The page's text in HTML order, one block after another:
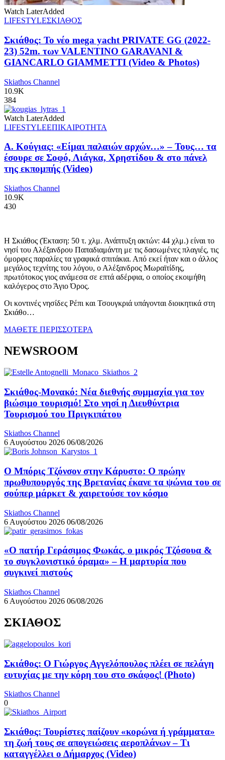
Watch LaterAdded
LIFESTYLEΣΚΙΑΘΟΣ
Σκιάθος: Το νέο mega yacht PRIVATE GG (2022-
23) 52m. των VALENTINO GARAVANI &
GIANCARLO GIAMMETTI (Video & Photos)
Skiathos Channel
10.9K
384
Watch LaterAdded
LIFESTYLEΕΠΙΚΑΙΡΟΤΗΤΑ
Α. Κούγιας: «Είμαι παλαιών αρχών…» – Τους… τα
έσουρε σε Σοφό, Λιάγκα, Χρηστίδου & στο πάνελ
της εκπομπής (Video)
Skiathos Channel
10.9K
430
Η Σκιάθος (Έκταση: 50 τ. χλμ. Ανάπτυξη ακτών: 44 χλμ.) είναι το
νησί του Αλέξανδρου Παπαδιαμάντη με τις δασωμένες πλαγιές, τις
όμορφες παραλίες τα γραφικά σπιτάκια. Από εκεί ήταν και ο άλλος
μεγάλος τεχνίτης του λόγου, ο Αλέξανδρος Μωραϊτίδης,
πρωτότοκος γιος ανάμεσα σε επτά αδέρφια, ο οποίος εκοιμήθη
καλόγερος στο Άγιο Όρος.
Οι κοντινές νησίδες Ρέπι και Τσουγκριά υπάγονται διοικητικά στη
Σκιάθο…
ΜΑΘΕΤΕ ΠΕΡΙΣΣΟΤΕΡΑ
NEWSROOM
Σκιάθος-Μονακό: Νέα διεθνής συμμαχία για τον
βιώσιμο τουρισμό! Στο νησί η Διευθύντρια
Τουρισμού του Πριγκιπάτου
Skiathos Channel
6 Αυγούστου 2026 06/08/2026
Ο Μπόρις Τζόνσον στην Κάρυστο: Ο πρώην
πρωθυπουργός της Βρετανίας έκανε τα ψώνια του σε
σούπερ μάρκετ & χαιρετούσε τον κόσμο
Skiathos Channel
6 Αυγούστου 2026 06/08/2026
«Ο πατήρ Γεράσιμος Φωκάς, ο μικρός Τζόσουα &
το συγκλονιστικό όραμα» – Η μαρτυρία που
συγκινεί πιστούς
Skiathos Channel
6 Αυγούστου 2026 06/08/2026
ΣΚΙΑΘΟΣ
Σκιάθος: Ο Γιώργος Αγγελόπουλος πλέει σε πελάγη
ευτυχίας με την κόρη του στο σκάφος! (Photo)
Skiathos Channel
0
Σκιάθος: Τουρίστες παίζουν «κορώνα ή γράμματα»
τη ζωή τους σε απογειώσεις αεροπλάνων – Τι
καταγγέλλει ο Δήμαρχος (Video)